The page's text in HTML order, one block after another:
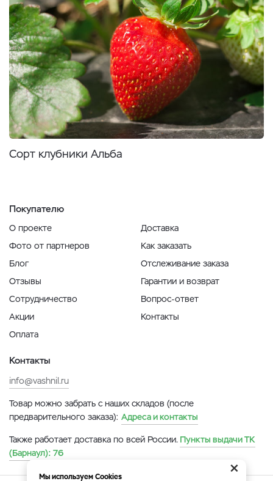
Сорт клубники Альба
Покупателю
О проекте
Фото от партнеров
Блог
Отзывы
Сотрудничество
Акции
Оплата
Доставка
Как заказать
Отслеживание заказа
Гарантии и возврат
Вопрос-ответ
Контакты
Контакты
info@vashnil.ru
Товар можно забрать с наших складов (после
предварительного заказа): Адреса и контакты
Также работает доставка по всей России. Пункты выдачи ТК
(Барнаул): 76
×
Мы используем Cookies